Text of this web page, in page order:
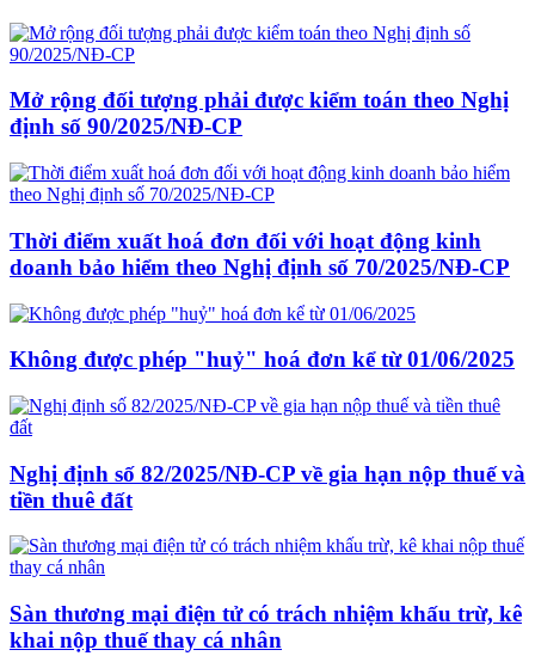
Mở rộng đối tượng phải được kiểm toán theo Nghị
định số 90/2025/NĐ-CP
Thời điểm xuất hoá đơn đối với hoạt động kinh
doanh bảo hiểm theo Nghị định số 70/2025/NĐ-CP
Không được phép "huỷ" hoá đơn kể từ 01/06/2025
Nghị định số 82/2025/NĐ-CP về gia hạn nộp thuế và
tiền thuê đất
Sàn thương mại điện tử có trách nhiệm khấu trừ, kê
khai nộp thuế thay cá nhân